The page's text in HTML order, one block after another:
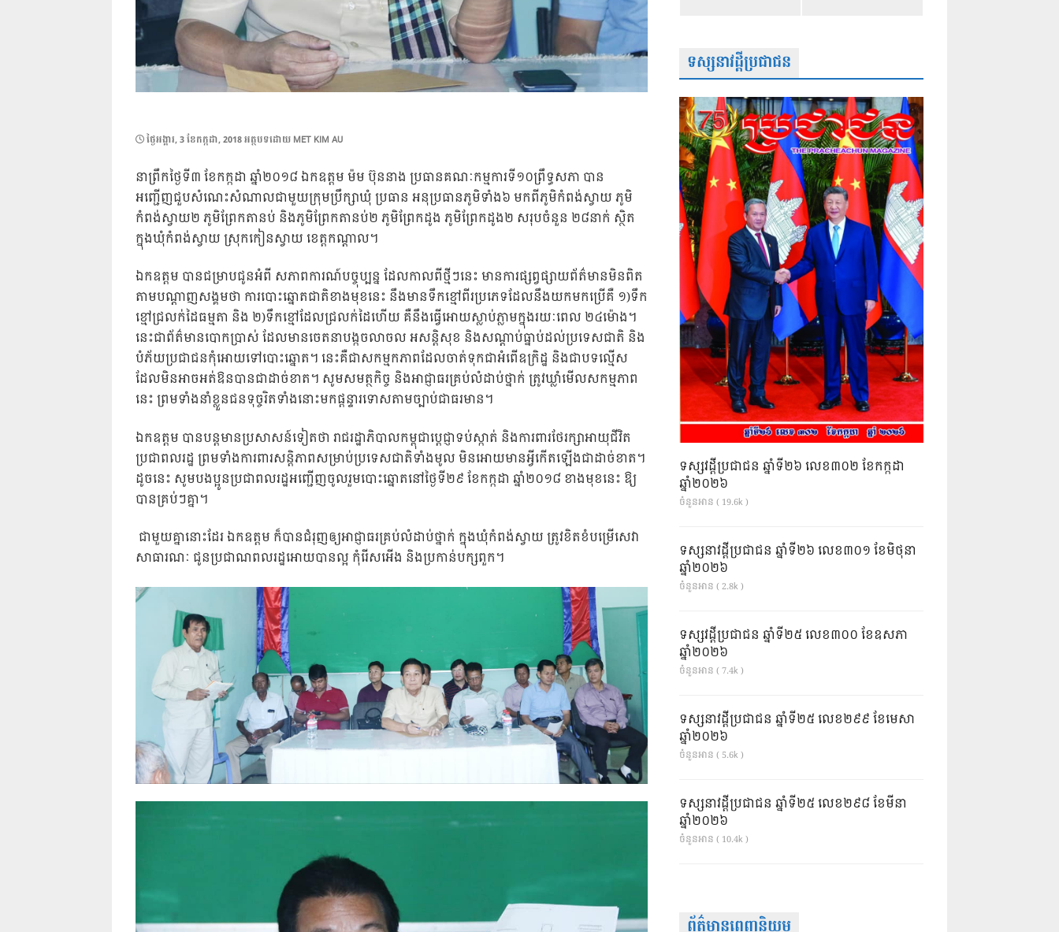
POSTED
ថ្ងៃ​អង្គារ, 3 ខែ​កក្កដា, 2018អត្ថបទដោយ MET KIM AU
នាព្រឹកថ្ងៃទី៣ ខែកក្កដា ឆ្នាំ២០១៨ ឯកឧត្តម ម៉ម ប៊ុននាង ប្រធានគណៈកម្មការទី១០ព្រឹទ្ធសភា បាន
អញ្ជើញជួបសំណេះសំណាលជាមួយក្រុមប្រឹក្សាឃុំ ប្រធាន អនុប្រធានភូមិទាំង៦ មកពីភូមិកំពង់ស្វាយ ភូមិ
កំពង់ស្វាយ២ ភូមិព្រែកតានប់ និងភូមិព្រែកតានប់២ ភូមិព្រែកដូង ភូមិព្រែកដូង២ សរុបចំនួន ២៨នាក់ ស្ថិត
ក្នុងឃុំកំពង់ស្វាយ ស្រុកកៀនស្វាយ ខេត្តកណ្តាល។
ឯកឧត្តម បានជម្រាបជូនអំពី សភាពការណ៍បច្ចុប្បន្ន ដែលកាលពីថ្មីៗនេះ មានការផ្សព្វផ្សាយព័ត៌មានមិនពិត
តាមបណ្តាញសង្គមថា ការបោះឆ្នោតជាតិខាងមុខនេះ នឹងមានទឹកខ្មៅពីរប្រភេទដែលនឹងយកមកប្រើគឺ ១)ទឹក
ខ្មៅជ្រលក់ដៃធម្មតា និង ២)ទឹកខ្មៅដែលជ្រលក់ដៃហើយ គឺនឹងធ្វើអោយស្លាប់ភ្លាមក្នុងរយៈពេល ២៤ម៉ោង។
នេះជាព័ត៌មានបោកប្រាស់ ដែលមានចេតនាបង្កចលាចល អសន្តិសុខ និងសណ្តាប់ធ្នាប់ដល់ប្រទេសជាតិ និង
បំភ័យប្រជាជនកុំអោយទៅបោះឆ្នោត។ នេះគឺជាសកម្មកភាពដែលចាត់ទុកជាអំពើឧក្រិដ្ឋ និងជាបទល្មើស
ដែលមិនអាចអត់ឱនបានជាដាច់ខាត។ សូមសមត្ថកិច្ច និងអាជ្ញាធរគ្រប់លំដាប់ថ្នាក់ ត្រូវឃ្លាំមើលសកម្មភាព
នេះ ព្រមទាំងនាំខ្លួនជនទុច្ចរិតទាំងនោះមកផ្តន្ទារទោសតាមច្បាប់ជាធរមាន។
ឯកឧត្តម បានបន្តមានប្រសាសន៍ទៀតថា រាជរដ្ឋាភិបាលកម្ពុជាប្តេជ្ញាទប់ស្កាត់ និងការពារថែរក្សាអាយុជីវិត
ប្រជាពលរដ្ឋ ព្រមទាំងការពារសន្តិភាពសម្រាប់ប្រទេសជាតិទាំងមូល មិនអោយមានអ្វីកើតឡើងជាដាច់ខាត។
ដូចនេះ សូមបងប្អូនប្រជាពលរដ្ឋអញ្ជើញចូលរួមបោះឆ្នោតនៅថ្ងៃទី២៩ ខែកក្កដា ឆ្នាំ២០១៨ ខាងមុខនេះ ឱ្យ
បានគ្រប់ៗគ្នា។
​ ជាមួយគ្នានោះដែរ ឯកឧត្តម ក៏បានជំរុញឲ្យអាជ្ញាធរគ្រប់លំដាប់ថ្នាក់ ក្នុងឃុំកំពង់ស្វាយ ត្រូវខិតខំបម្រើសេវា
សាធារណៈ ជូនប្រជាណពលរដ្ឋអោយបានល្អ កុំរើសអើង និងប្រកាន់បក្សពួក។
ទស្សនាវដ្តីប្រជាជន
ទស្សវដ្តីប្រជាជន ឆ្នាំទី២៦ លេខ៣០២ ខែកក្កដា
ឆ្នាំ២០២៦
ចំនួនអាន ( 19.6k )
ទស្សនាវដ្ដីប្រជាជន ឆ្នាំទី២៦ លេខ៣០១ ខែមិថុនា
ឆ្នាំ២០២៦
ចំនួនអាន ( 2.8k )
ទស្សវដ្តីប្រជាជន ឆ្នាំទី២៥ លេខ៣០០ ខែឧសភា
ឆ្នាំ២០២៦
ចំនួនអាន ( 7.4k )
ទស្សនាវដ្ដីប្រជាជន ឆ្នាំទី២៥ លេខ២៩៩ ខែមេសា
ឆ្នាំ២០២៦
ចំនួនអាន ( 5.6k )
ទស្សនាវដ្ដីប្រជាជន ឆ្នាំទី២៥ លេខ២៩៨ ខែមីនា
ឆ្នាំ២០២៦
ចំនួនអាន ( 10.4k )
ព័ត៌មានពេញនិយម